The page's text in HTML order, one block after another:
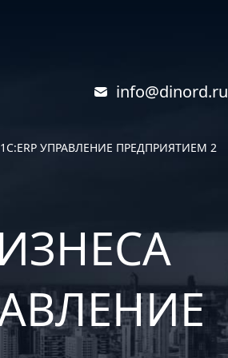
info@dinord.ru
УПРАВЛЕНИЕ ПРЕДПРИЯТИЕМ 2